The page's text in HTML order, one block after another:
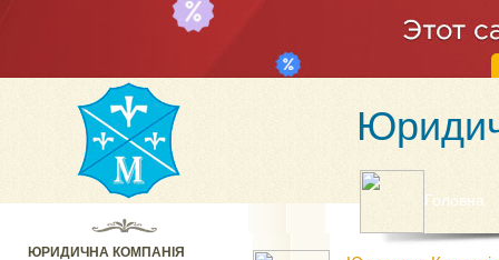
Головна
ЮРИДИЧНА КОМПАНІЯ